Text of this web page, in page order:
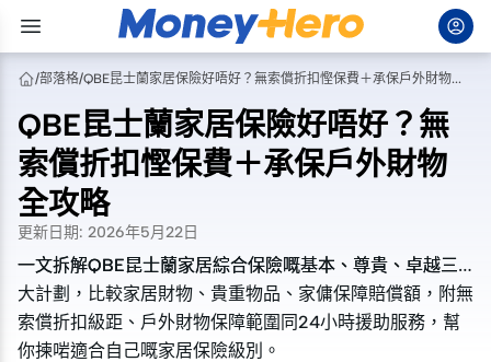
/部落格/ QBE昆士蘭家居保險好唔好？無索償折扣慳保費＋承保戶外財物全攻略
QBE昆士蘭家居保險好唔好？無
索償折扣慳保費＋承保戶外財物
全攻略
更新日期: 2026年5月22日
一文拆解QBE昆士蘭家居綜合保險嘅基本、尊貴、卓越三
大計劃，比較家居財物、貴重物品、家傭保障賠償額，附無
索償折扣級距、戶外財物保障範圍同24小時援助服務，幫
你揀啱適合自己嘅家居保險級別。
一文拆解QBE昆士蘭家居綜合保險嘅基本、尊貴、卓越三
大計劃，比較家居財物、貴重物品、家傭保障賠償額，附無
索償折扣級距、戶外財物保障範圍同24小時援助服務，幫
你揀啱適合自己嘅家居保險級別。